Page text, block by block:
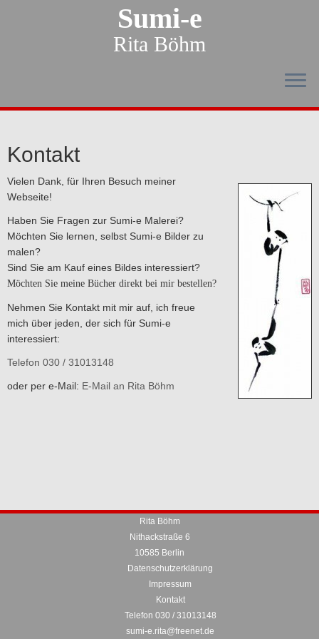
Sumi-e
Rita Böhm
Kontakt
Vielen Dank, für Ihren Besuch meiner
Webseite!
Haben Sie Fragen zur Sumi-e Malerei?
Möchten Sie lernen, selbst Sumi-e Bilder zu
malen?
Sind Sie am Kauf eines Bildes interessiert?
Möchten Sie meine Bücher direkt bei mir bestellen?
Nehmen Sie Kontakt mit mir auf, ich freue
mich über jeden, der sich für Sumi-e
interessiert:
Telefon 030 / 31013148
oder per e-Mail: E-Mail an Rita Böhm
Rita Böhm
Nithackstraße 6
10585 Berlin
Datenschutzerklärung
Impressum
Kontakt
Telefon 030 / 31013148
sumi-e.rita@freenet.de